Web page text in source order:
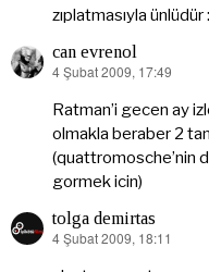
zıplatmasıyla ünlüdür
can evrenol
dedi
4 Şubat 2009, 17:49
Ratman’i gecen ay
olmakla beraber 2
(quattromosche’nin
gormek icin)
tolga demirtas
dedi
4 Şubat 2009, 18:11